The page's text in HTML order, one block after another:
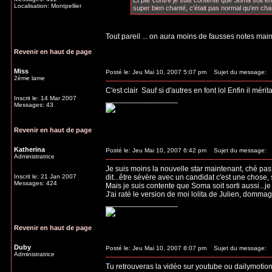
Localisation: Montpellier
super bien chanté, c'était pas normal qu'en
Tout pareil ... on aura moins de fausses notes
Revenir en haut de page
Miss
2ème lame
Inscrit le: 14 Mar 2007
Messages: 43
Posté le: Jeu Mai 10, 2007 5:07 pm Sujet du message:
C'est clair Sauf si d'autres en font lol Enfin il
Revenir en haut de page
Katherina
Administratrice
Inscrit le: 21 Jan 2007
Messages: 424
Posté le: Jeu Mai 10, 2007 6:42 pm Sujet du message:
Je suis moins la nouvelle star maintenant, ché
dit...être sévère avec un candidat c'est une
Mais je suis contente que Soma soit sorti
J'ai raté le version de moi lolita de Julien,
Revenir en haut de page
Duby
Administratrice
Posté le: Jeu Mai 10, 2007 8:07 pm Sujet du message:
Tu retrouveras la vidéo sur youtube ou